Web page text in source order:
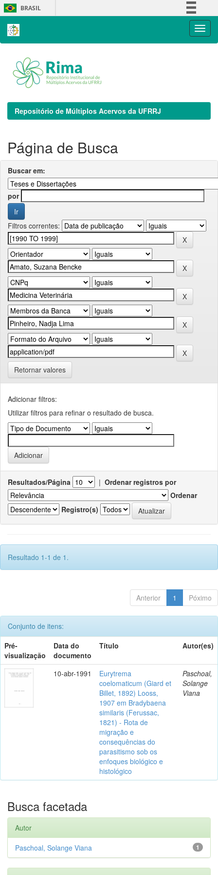
Skip
navigation
BRASIL
Repositório de Múltiplos Acervos da UFRRJ
Página de Busca
Buscar em:
por
Filtros correntes:
Retornar valores
Adicionar filtros:
Utilizar filtros para refinar o resultado de busca.
Resultados/Página | Ordenar registros por
Ordenar
Registro(s)
Resultado 1-1 de 1.
Anterior 1 Póximo
Conjunto de itens:
Pré-
visualização
Data do
documento
Título Autor(es)
10-abr-1991
Eurytrema
coelomaticum (Giard et
Billet, 1892) Looss,
1907 em Bradybaena
similaris (Ferussac,
1821) - Rota de
migração e
consequências do
parasitismo sob os
enfoques biológico e
histológico
Paschoal,
Solange
Viana
Busca facetada
Autor
1
Paschoal, Solange Viana